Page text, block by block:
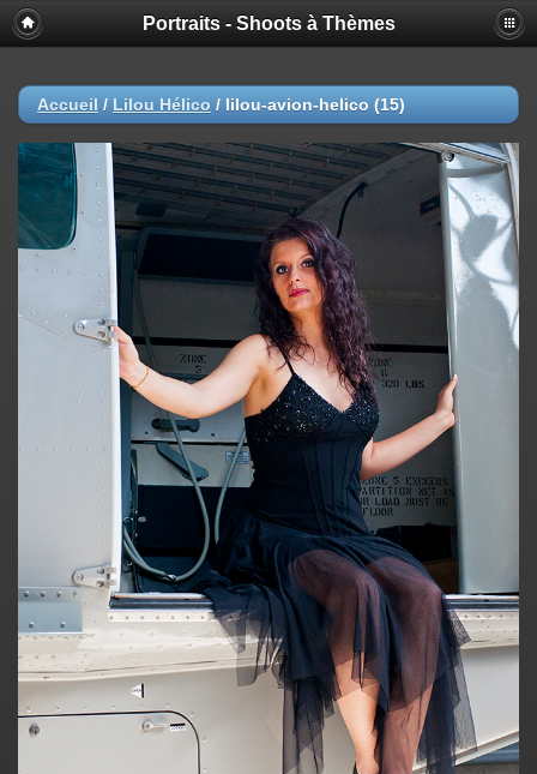
Portraits - Shoots à Thèmes
Accueil / Lilou Hélico / lilou-avion-helico (15)